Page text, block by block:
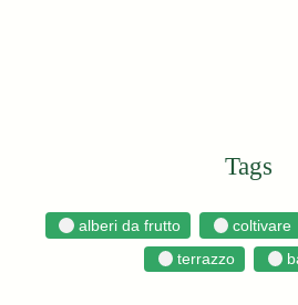
Tags
alberi da frutto coltivare
terrazzo